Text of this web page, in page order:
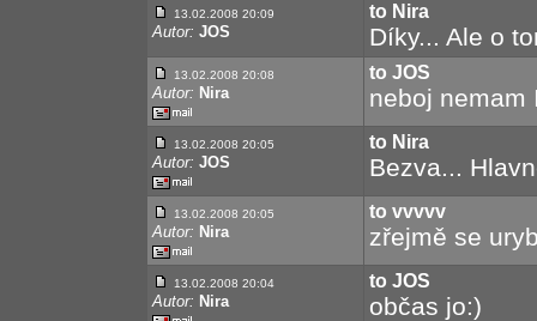
13.02.2008 20:09
Autor: JOS
to Nira
Díky... Ale o
13.02.2008 20:08
Autor: Nira
to JOS
neboj nemam
13.02.2008 20:05
Autor: JOS
to Nira
Bezva...
13.02.2008 20:05
Autor: Nira
to vvvvv
zřejmě se
13.02.2008 20:04
Autor: Nira
to JOS
občas jo:)